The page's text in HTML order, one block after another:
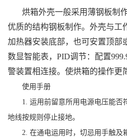
烘箱外壳一般采用薄钢板制
优质的结构钢板制作。外壳与工
加热器安装底部，也可安置顶部
数显智能表，PID调节：配置
警装置相连接。使烘箱的操作更
使用手册
1. 运用前留意所用电源电压能否
地线按规则停止接地。
2. 在通电运用时，切忌用手触及